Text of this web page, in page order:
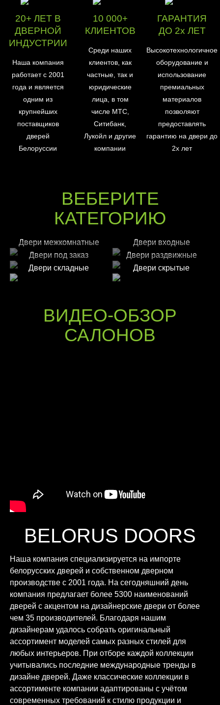
20+ ЛЕТ В
ДВЕРНОЙ
ИНДУСТРИИ
Наша компания
работает с 2001
года и является
одним из
крупнейших
поставщиков
дверей
Белоруссии
10 000+
КЛИЕНТОВ
Среди наших
клиентов, как
частные, так и
юридические
лица, в том
числе МТС,
Ситибанк,
Лукойл и другие
компании
ГАРАНТИЯ
ДО 2х ЛЕТ
Высокотехнологичное
оборудование и
использование
премиальных
материалов
позволяют
предоставлять
гарантию на двери до
2х лет
ВЕБЕРИТЕ
КАТЕГОРИЮ
Двери межкомнатные
Двери входные
Двери под заказ
Двери раздвижные
Двери складные
Двери скрытые
ВИДЕО-ОБЗОР
САЛОНОВ
BELORUS DOORS
Наша компания специализируется на импорте
белорусских дверей и собственном дверном
производстве с 2001 года. На сегодняшний день
компания предлагает более 5300 наименований
дверей с акцентом на дизайнерские двери от более
чем 35 производителей. Благодаря нашим
дизайнерам удалось собрать оригинальный
ассортимент моделей самых разных стилей для
любых интерьеров. При отборе каждой коллекции
учитывались последние международные тренды в
дизайне дверей. Даже классические коллекции в
ассортименте компании адаптированы с учётом
современных требований к стилю продукции и